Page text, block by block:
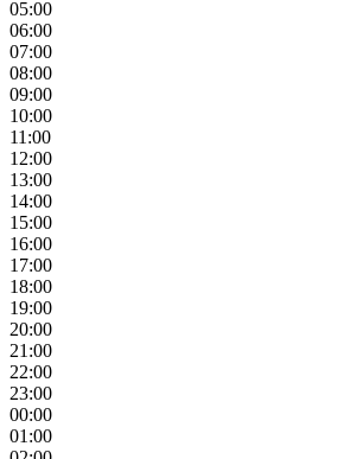
05:00
06:00
07:00
08:00
09:00
10:00
11:00
12:00
13:00
14:00
15:00
16:00
17:00
18:00
19:00
20:00
21:00
22:00
23:00
00:00
01:00